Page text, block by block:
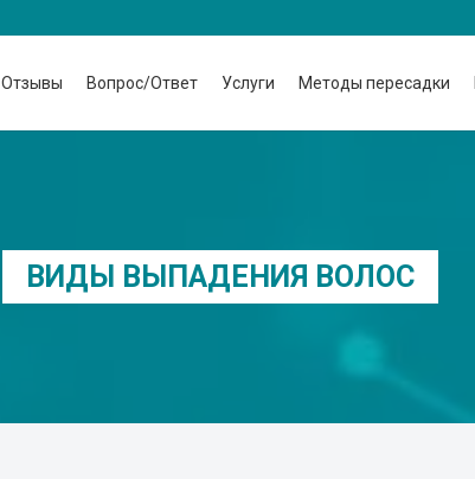
Отзывы Вопрос/Ответ Услуги Методы пересадки
ВИДЫ ВЫПАДЕНИЯ ВОЛОС